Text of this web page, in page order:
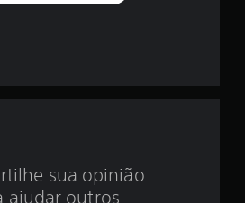
d
sua opinião
ajudar outros